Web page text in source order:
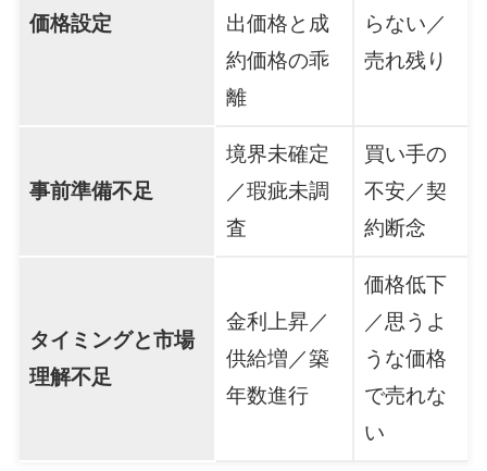
価格設定
出価格と成
約価格の乖
離
らない／
売れ残り
事前準備不足
境界未確定
／瑕疵未調
査
買い手の
不安／契
約断念
タイミングと市場
理解不足
金利上昇／
供給増／築
年数進行
価格低下
／思うよ
うな価格
で売れな
い